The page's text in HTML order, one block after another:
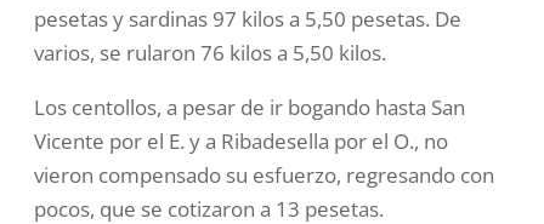
pesetas y sardinas 97 kilos a 5,50 pesetas. De
varios, se rularon 76 kilos a 5,50 kilos.
Los centollos, a pesar de ir bogando hasta San
Vicente por el E. y a Ribadesella por el O., no
vieron compensado su esfuerzo, regresando con
pocos, que se cotizaron a 13 pesetas.